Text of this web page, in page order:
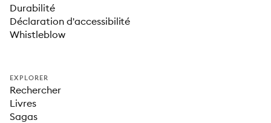
Durabilité
Déclaration d'accessibilité
Whistleblow
EXPLORER
Rechercher
Livres
Sagas